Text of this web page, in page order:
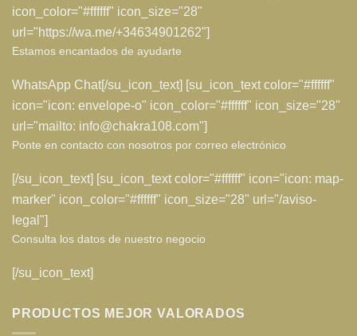
icon_color="#ffffff" icon_size="28"
url="https://wa.me/+34634901262"]
Estamos encantados de ayudarte
WhatsApp Chat[/su_icon_text] [su_icon_text color="#ffffff"
icon="icon: envelope-o" icon_color="#ffffff" icon_size="28"
url="mailto: info@chakra108.com"]
Ponte en contacto con nosotros por correo electrónico
[/su_icon_text] [su_icon_text color="#ffffff" icon="icon: map-
marker" icon_color="#ffffff" icon_size="28" url="/aviso-
legal"]
Consulta los datos de nuestro negocio
[/su_icon_text]
PRODUCTOS MEJOR VALORADOS